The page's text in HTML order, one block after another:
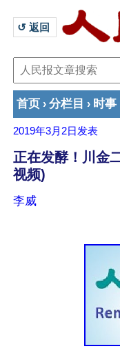
↺ 返回
首页 › 分栏目 › 时事
2019年3月2日 发表
正在发酵！川金
视频)
李威